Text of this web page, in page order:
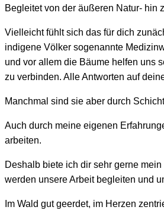
Begleitet von der äußeren Natur- hin
Vielleicht fühlt sich das für dich
indigene Völker sogenannte
und vor allem die Bäume helfen uns
zu verbinden. Alle Antworten auf
Manchmal sind sie aber durch
Auch durch meine eigenen
arbeiten.
Deshalb biete ich dir sehr gerne
werden unsere Arbeit begleiten und
Im Wald gut geerdet, im Herzen